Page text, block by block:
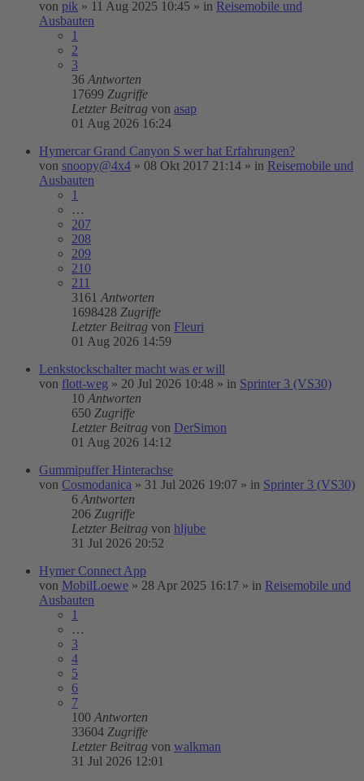
von pik » 11 Aug 2025 10:45 » in Reisemobile und
Ausbauten
1
2
3
36 Antworten
17699 Zugriffe
Letzter Beitrag von asap
01 Aug 2026 16:24
Hymercar Grand Canyon S wer hat Erfahrungen?
von snoopy@4x4 » 08 Okt 2017 21:14 » in Reisemobile und
Ausbauten
1
…
207
208
209
210
211
3161 Antworten
1698428 Zugriffe
Letzter Beitrag von Fleuri
01 Aug 2026 14:59
Lenkstockschalter macht was er will
von flott-weg » 20 Jul 2026 10:48 » in Sprinter 3 (VS30)
10 Antworten
650 Zugriffe
Letzter Beitrag von DerSimon
01 Aug 2026 14:12
Gummipuffer Hinterachse
von Cosmodanica » 31 Jul 2026 19:07 » in Sprinter 3 (VS30)
6 Antworten
206 Zugriffe
Letzter Beitrag von hljube
31 Jul 2026 20:52
Hymer Connect App
von MobilLoewe » 28 Apr 2025 16:17 » in Reisemobile und
Ausbauten
1
…
3
4
5
6
7
100 Antworten
33604 Zugriffe
Letzter Beitrag von walkman
31 Jul 2026 12:01